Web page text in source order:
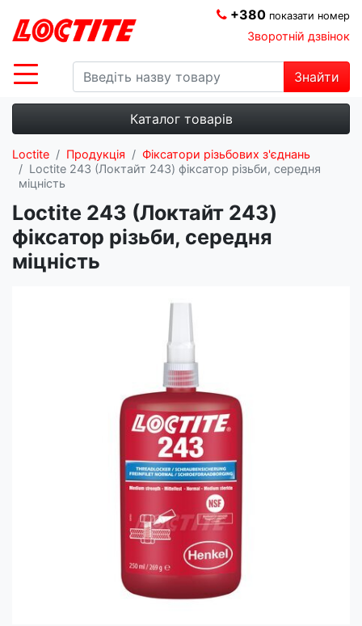
Знайти
+380 показати номер
Зворотній дзвінок
Каталог товарів
Loctite Продукція
Фіксатори різьбових з'єднань
Loctite 243 (Локтайт 243) фіксатор різьби, середня
міцність
Loctite 243 (Локтайт 243)
фіксатор різьби, середня
міцність